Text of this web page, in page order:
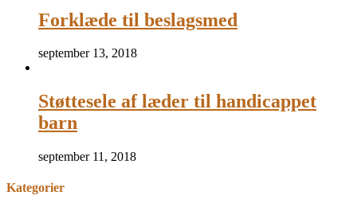
Forklæde til beslagsmed
september 13, 2018
Støttesele af læder til handicappet
barn
september 11, 2018
Kategorier